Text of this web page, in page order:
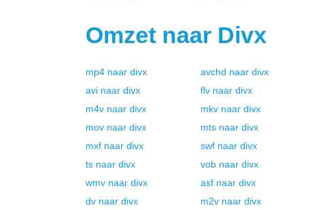
Omzet naar Divx
mp4 naar divx avchd naar divx
avi naar divx flv naar divx
m4v naar divx mkv naar divx
mov naar divx mts naar divx
mxf naar divx swf naar divx
ts naar divx vob naar divx
wmv naar divx asf naar divx
dv naar divx m2v naar divx